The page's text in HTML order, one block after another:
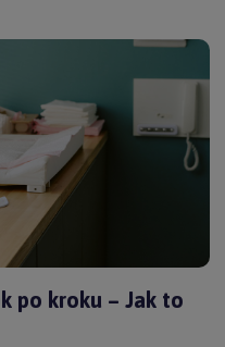
takich jakby ASTRUP,
że dajesz swojemu
każdego dnia.
po kroku – Jak to